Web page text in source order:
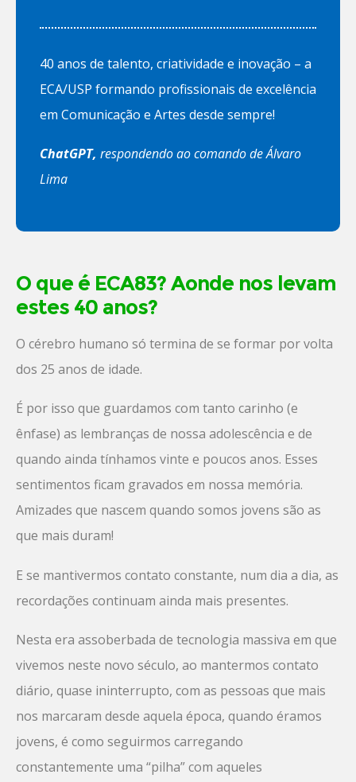
40 anos de talento, criatividade e inovação – a
ECA/USP formando profissionais de excelência
em Comunicação e Artes desde sempre!
ChatGPT, respondendo ao comando de Álvaro
Lima
O que é ECA83? Aonde nos levam
estes 40 anos?
O cérebro humano só termina de se formar por volta
dos 25 anos de idade.
É por isso que guardamos com tanto carinho (e
ênfase) as lembranças de nossa adolescência e de
quando ainda tínhamos vinte e poucos anos. Esses
sentimentos ficam gravados em nossa memória.
Amizades que nascem quando somos jovens são as
que mais duram!
E se mantivermos contato constante, num dia a dia, as
recordações continuam ainda mais presentes.
Nesta era assoberbada de tecnologia massiva em que
vivemos neste novo século, ao mantermos contato
diário, quase ininterrupto, com as pessoas que mais
nos marcaram desde aquela época, quando éramos
jovens, é como seguirmos carregando
constantemente uma “pilha” com aqueles